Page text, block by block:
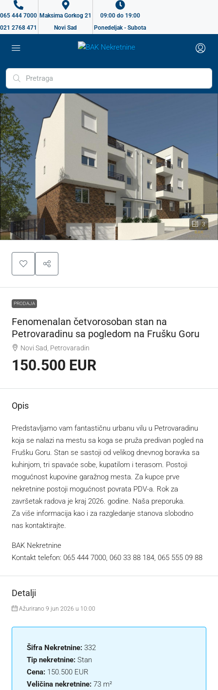
065 444 7000
021 2768 471
Maksima Gorkog 21
Novi Sad
09:00 do 19:00
Ponedeljak - Subota
3
PRODAJA
Fenomenalan četvorosoban stan na
Petrovaradinu sa pogledom na Frušku Goru
Novi Sad, Petrovaradin
150.500 EUR
Opis
Predstavljamo vam fantastičnu urbanu vilu u Petrovaradinu
koja se nalazi na mestu sa koga se pruža predivan pogled na
Frušku Goru. Stan se sastoji od velikog dnevnog boravka sa
kuhinjom, tri spavaće sobe, kupatilom i terasom. Postoji
mogućnost kupovine garažnog mesta. Za kupce prve
nekretnine postoji mogućnost povrata PDV-a. Rok za
završetak radova je kraj 2026. godine. Naša preporuka.
Za više informacija kao i za razgledanje stanova slobodno
nas kontaktirajte.
BAK Nekretnine
Kontakt telefon: 065 444 7000, 060 33 88 184, 065 555 09 88
Detalji
Ažurirano 9 jun 2026 u 10:00
Šifra Nekretnine: 332
Tip nekretnine: Stan
Cena: 150.500 EUR
Veličina nekretnine: 73 m²